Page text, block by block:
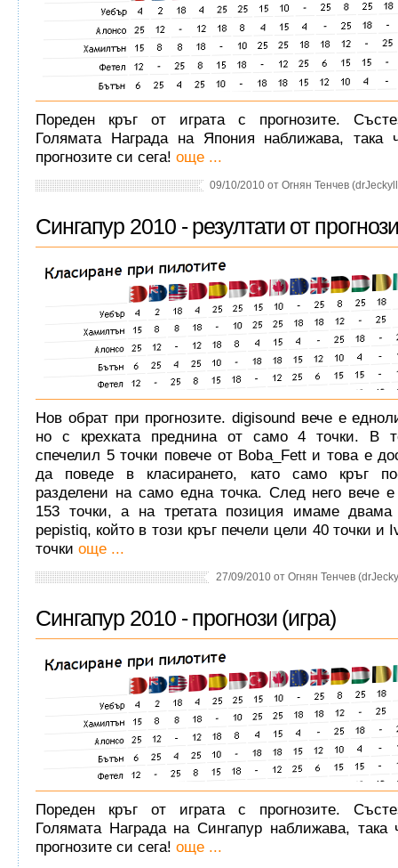
Пореден кръг от играта с прогнозите.
Голямата Награда на Япония наближава, така
прогнозите си сега! още ...
09/10/2010 от Огнян Тенчев
Сингапур 2010 - резултати от
Нов обрат при прогнозите. digisound вече е
но с крехката преднина от само 4 точки. В
спечелил 5 точки повече от Boba_Fett и това е
да поведе в класирането, като само кръг
разделени на само една точка. След него вече
153 точки, а на третата позиция имаме двама
pepistiq, който в този кръг печели цели 40 точки и
точки още ...
27/09/2010 от Огнян Тенчев
Сингапур 2010 - прогнози (игра)
Пореден кръг от играта с прогнозите.
Голямата Награда на Сингапур наближава, така
прогнозите си сега! още ...